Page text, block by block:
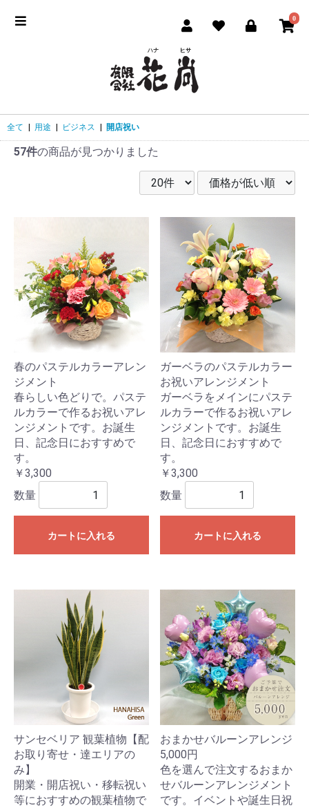
0
全て 用途 ビジネス 開店祝い
57件の商品が見つかりました
春のパステルカラーアレン
ジメント
春らしい色どりで。パステ
ルカラーで作るお祝いアレ
ンジメントです。お誕生
日、記念日におすすめで
す。
￥3,300
数量
カートに入れる
ガーベラのパステルカラー
お祝いアレンジメント
ガーベラをメインにパステ
ルカラーで作るお祝いアレ
ンジメントです。お誕生
日、記念日におすすめで
す。
￥3,300
数量
カートに入れる
サンセベリア 観葉植物【配
お取り寄せ・達エリアの
み】
開業・開店祝い・移転祝い
等におすすめの観葉植物で
おまかせバルーンアレンジ
5,000円
色を選んで注文するおまか
せバルーンアレンジメント
です。イベントや誕生日祝